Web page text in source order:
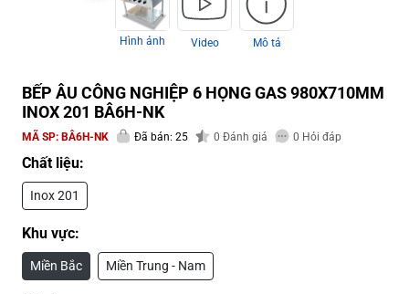
Hình ảnh Video Mô tả
BẾP ÂU CÔNG NGHIỆP 6 HỌNG GAS 980X710MM
INOX 201 BÂ6H-NK
MÃ SP: BÂ6H-NK Đã bán: 25 0 Đánh giá 0 Hỏi đáp
Chất liệu:
Inox 201
Khu vực:
Miền Bắc Miền Trung - Nam